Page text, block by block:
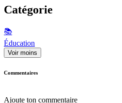
Catégorie
📚
Éducation
Voir moins
Commentaires
Ajoute ton commentaire